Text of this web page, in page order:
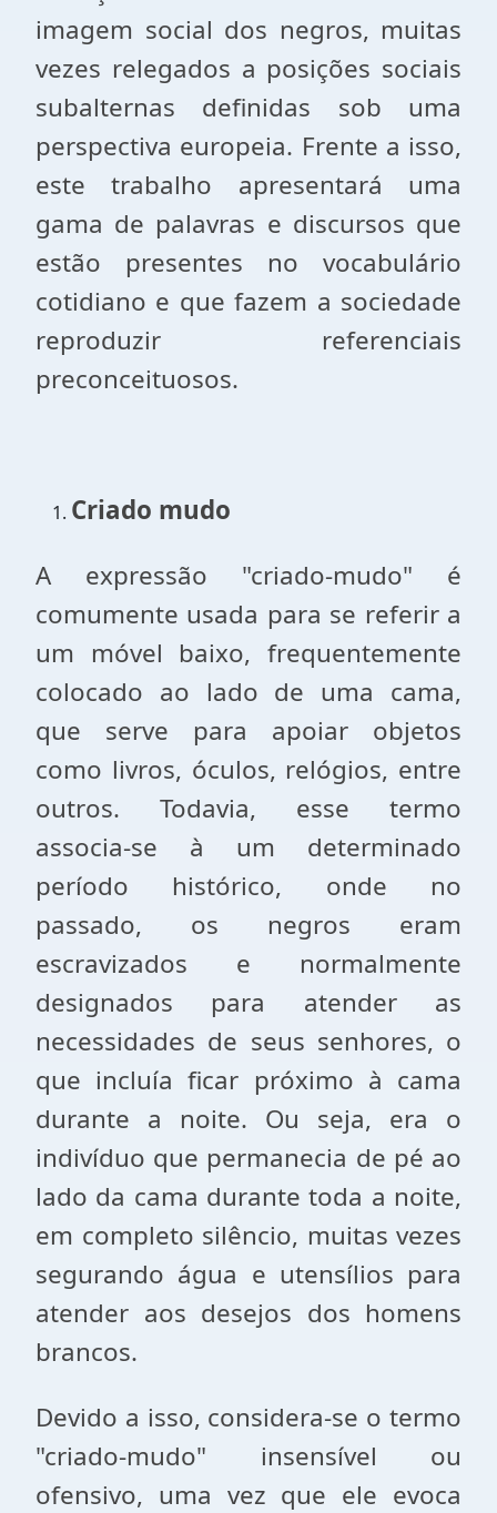
imagem social dos negros, muitas
vezes relegados a posições sociais
subalternas definidas sob uma
perspectiva europeia. Frente a isso,
este trabalho apresentará uma
gama de palavras e discursos que
estão presentes no vocabulário
cotidiano e que fazem a sociedade
reproduzir referenciais
preconceituosos.
Criado mudo
A expressão "criado-mudo" é
comumente usada para se referir a
um móvel baixo, frequentemente
colocado ao lado de uma cama,
que serve para apoiar objetos
como livros, óculos, relógios, entre
outros. Todavia, esse termo
associa-se à um determinado
período histórico, onde no
passado, os negros eram
escravizados e normalmente
designados para atender as
necessidades de seus senhores, o
que incluía ficar próximo à cama
durante a noite. Ou seja, era o
indivíduo que permanecia de pé ao
lado da cama durante toda a noite,
em completo silêncio, muitas vezes
segurando água e utensílios para
atender aos desejos dos homens
brancos.
Devido a isso, considera-se o termo
"criado-mudo" insensível ou
ofensivo, uma vez que ele evoca